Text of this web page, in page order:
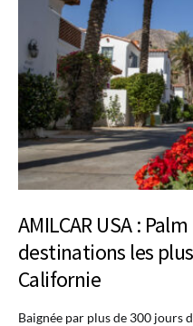
AMILCAR USA :
destinations les
Californie
Baignée par plus de 300 jours